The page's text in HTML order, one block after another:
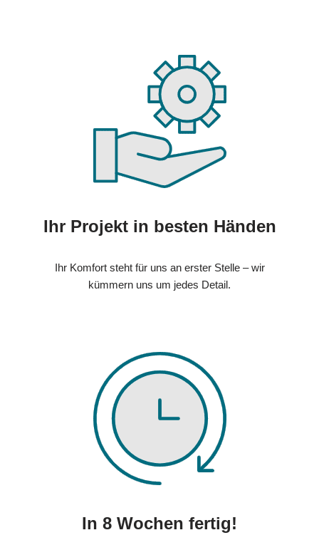
Ihr Projekt in besten Händen
Ihr Komfort steht für uns an erster Stelle – wir
kümmern uns um jedes Detail.
In 8 Wochen fertig!